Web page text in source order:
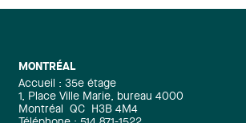
MONTRÉAL
Accueil : 35e étage
1, Place Ville Marie, bureau 4000
Montréal
QC
H3B 4M4